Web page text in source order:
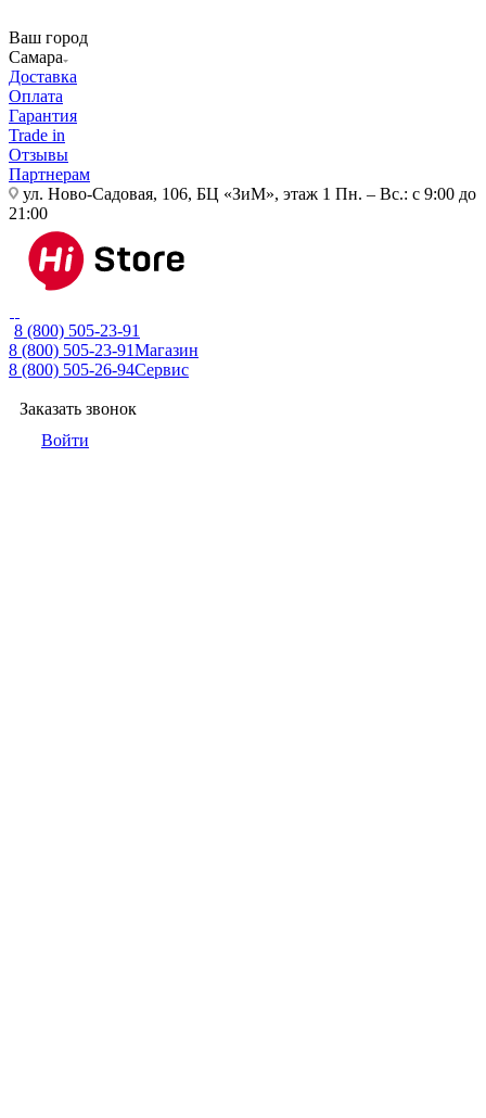
Ваш город
Самара
Доставка
Оплата
Гарантия
Trade in
Отзывы
Партнерам
ул. Ново-Садовая, 106, БЦ «ЗиМ», этаж 1 Пн. – Вс.: с 9:00 до
21:00
8 (800) 505-23-91
8 (800) 505-23-91Магазин
8 (800) 505-26-94Сервис
Заказать звонок
Войти